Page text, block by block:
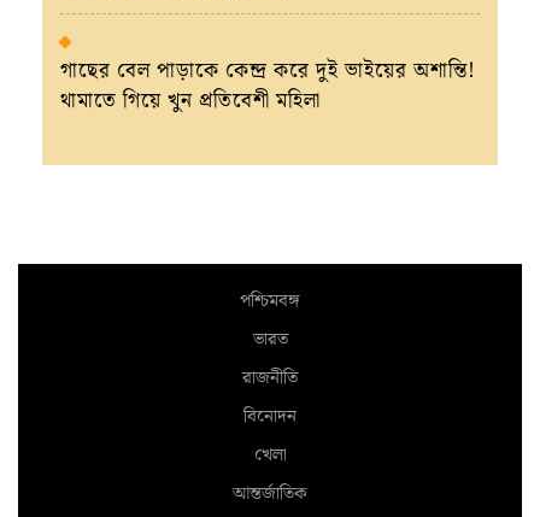
গাছের বেল পাড়াকে কেন্দ্র করে দুই ভাইয়ের অশান্তি!
থামাতে গিয়ে খুন প্রতিবেশী মহিলা
পশ্চিমবঙ্গ
ভারত
রাজনীতি
বিনোদন
খেলা
আন্তর্জাতিক